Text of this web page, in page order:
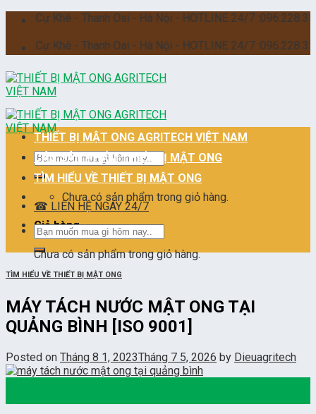
Skip
content
- Thanh Oai - Hà Nội - HOTLINE 24/7 :096.228.3555
- Thanh Oai - Hà Nội - HOTLINE 24/7 :096.228.3555
Tìm
kiếm:
Chưa có sản phẩm trong giỏ hàng.
Giỏ hàng
Chưa có sản phẩm trong giỏ hàng.
THIẾT BỊ MẬT ONG AGRITECH VIỆT NAM
CÁC SẢN PHẨM THIẾT BỊ MẬT ONG
TÌM HIỂU VỀ THIẾT BỊ MẬT ONG
☎ LIÊN HỆ NGAY 24/7
Tìm
kiếm:
TÌM HIỂU VỀ THIẾT BỊ MẬT ONG
MÁY TÁCH NƯỚC MẬT ONG TẠI
QUẢNG BÌNH [ISO 9001]
Posted on Tháng 8 1, 2023Tháng 7 5, 2026 by Dieuagritech